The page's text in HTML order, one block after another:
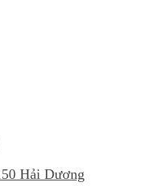
Hải Dương